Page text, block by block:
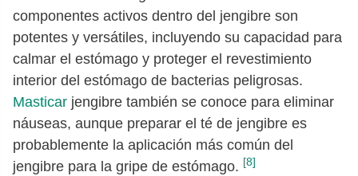
componentes activos dentro del jengibre son
potentes y versátiles, incluyendo su capacidad para
calmar el estómago y proteger el revestimiento
interior del estómago de bacterias peligrosas.
Masticar jengibre también se conoce para eliminar
náuseas, aunque preparar el té de jengibre es
probablemente la aplicación más común del
jengibre para la gripe de estómago. [8]